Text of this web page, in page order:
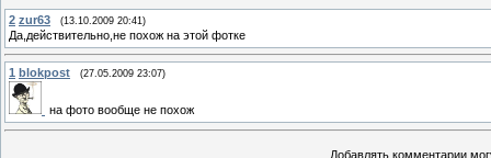
2 zur63 (13.10.2009 20:41)
Да,действительно,не похож на этой фотке
1 blokpost (27.05.2009 23:07)
на фото вообще не похож
Добавлять комментарии